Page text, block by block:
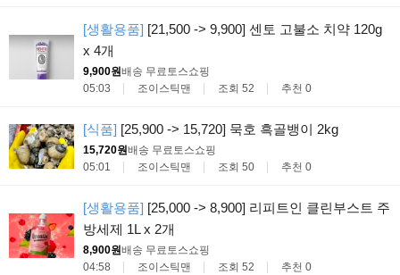
[생활용품] [21,500 -> 9,900] 센토 고불소 치약 120g
x 4개
9,900원배송 무료토스쇼핑
05:03
조이스틱맨 조회 52 추천 0
[식품] [25,900 -> 15,720] 묵호 흑골뱅이 2kg
15,720원배송 무료토스쇼핑
05:01
조이스틱맨 조회 50 추천 0
[생활용품] [25,000 -> 8,900] 리피트인 클린부스트 주
방세제 1L x 2개
8,900원배송 무료토스쇼핑
04:58
조이스틱맨 조회 52 추천 0